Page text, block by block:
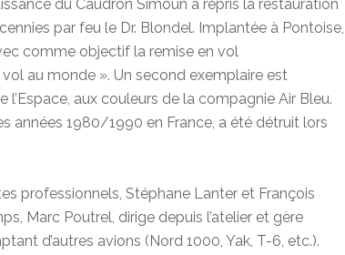
du Caudron Simoun a repris la restauration
par feu le Dr. Blondel. Implantée à Pontoise,
comme objectif la remise en vol
au monde ». Un second exemplaire est
l’Espace, aux couleurs de la compagnie Air Bleu.
années 1980/1990 en France, a été détruit lors
professionnels, Stéphane Lanter et François
Marc Poutrel, dirige depuis l’atelier et gère
d’autres avions (Nord 1000, Yak, T-6, etc.).